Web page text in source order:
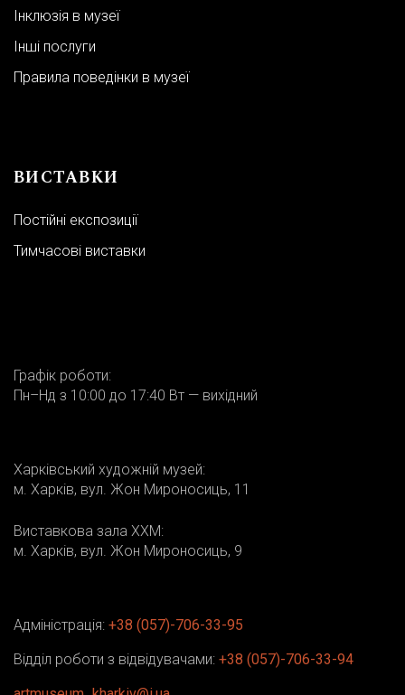
Інклюзія в музеї
Інші послуги
Правила поведінки в музеї
ВИСТАВКИ
Постійні експозиції
Тимчасові виставки
Графік роботи:
Пн–Нд з 10:00 до 17:40 Вт — вихідний
Харківський художній музей:
м. Харків, вул. Жон Мироносиць, 11
Виставкова зала ХХМ:
м. Харків, вул. Жон Мироносиць, 9
Адміністрація: +38 (057)-706-33-95
Відділ роботи з відвідувачами: +38 (057)-706-33-94